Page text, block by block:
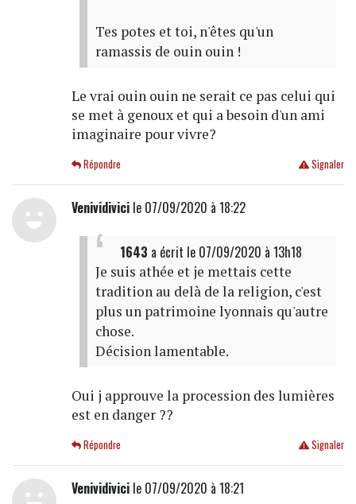
Tes potes et toi, n'êtes qu'un
ramassis de ouin ouin !
Le vrai ouin ouin ne serait ce pas celui qui
se met à genoux et qui a besoin d'un ami
imaginaire pour vivre?
Signaler
Répondre
Venividivicile 07/09/2020 à 18:22
1643 a écrit le 07/09/2020 à 13h18
Je suis athée et je mettais cette
tradition au delà de la religion, c'est
plus un patrimoine lyonnais qu'autre
chose.
Décision lamentable.
Oui j approuve la procession des lumières
est en danger ??
Signaler
Répondre
Venividivicile 07/09/2020 à 18:21